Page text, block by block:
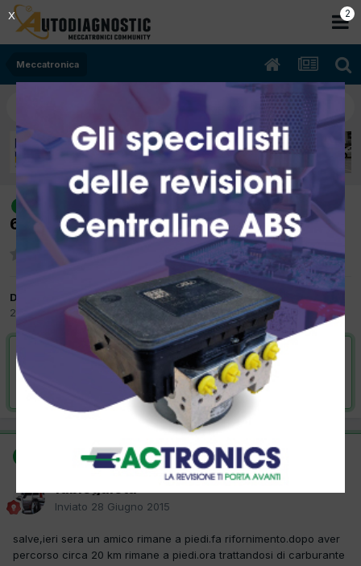
Meccatronica
risolto
[fiat scudo 03/2005 1997cc rhx
69Kw Diesel] vettura non parte.con etere si.
Da fabiogalota
28 Giugno 2015inMeccatronica
VAI ALLA SOLUZIONE
Risolta da fabiogalota,28 Giugno 2015
SOLUZIONE
Inviato 28 Giugno 2015
salve,ieri sera un amico rimane a piedi.fa rifornimento.dopo aver
percorso circa 20 km rimane a piedi.ora trattandosi di carburante
1
X